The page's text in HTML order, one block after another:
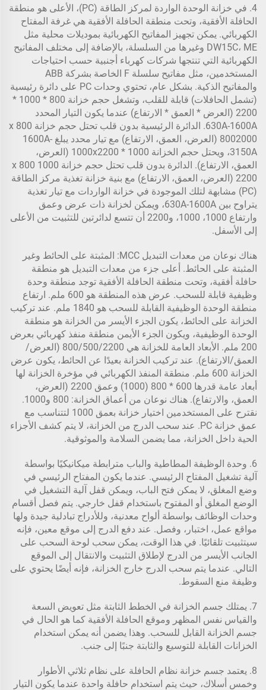
4. في خزانة الوحدة الواردة لمركز الطاقة (PC)، الأعلى هو منطقة
الحافلة الأفقية، وتحت منطقة الحافلة الأفقية هي غرفة المفتاح
الكهربائي. يمكن تجهيز المفاتيح الكهربائية بموديلات محلية مثل
DW15C، ME وغيرها من السلسلة، بالإضافة إلى مختلف المفاتيح
الكهربائية التي تنتجها شركات كهرباء أجنبية حسب احتياجات
المستخدمين، مثل مفاتيح سلسلة F الخاصة بشركة ABB
والمفاتيح الذكية. بشكل عام، تحتوي وحدات PC على دائرة رئيسية
(تشمل الحافلات) قابلة للقلب، وتشغل حجم خزانة 800 * 1000 *
2200 (العرض * العمق * الارتفاع) عندما يكون التيار المحدد
630A-1600A. الدائرة الرئيسية بدون قلب تحتل حجم خزانة 800 x
8002000 (العرض، العمق، الارتفاع) مع تيار محدد يبلغ 1600A-
3150A، ويحتل حجم الخزانة 1000 * 1000x2200 (العرض،
العمق، الارتفاع). الدائرة بدون قلب تحتل حجم خزانة 1000 x 800
2200 (العرض، العمق، الارتفاع) مع بنية خزانة تغذية مركز الطاقة
(PC) مشابهة لتلك الموجودة في خزانة الواردات مع تيار تغذية
يتراوح بين 630A-1600A، ويمكن لخزانة ذات عرض وعمق
وارتفاع 1000، 1000، و2200 أن تتسع لدائرتين للتثبيت من الأعلى
إلى الأسفل.
هناك نوعان من معدات التبديل MCC: المثبتة على الحائط وغير
المثبتة على الحائط. أعلى جزء من معدات التبديل هو منطقة
حافلة أفقية، وتحت منطقة الحافلة الأفقية توجد منطقة وحدة
وظيفية قابلة للسحب. عرض هذه المنطقة هو 600 ملم. ارتفاع
منطقة الوحدة الوظيفية القابلة للسحب هو 1840 ملم. عند تركيب
الخزانة على الحائط، يكون الجزء الأيسر من الخزانة هو منطقة
الوحدة الوظيفية، ويكون الجزء الأيمن منطقة منفذ كهربائي بعرض
200 ملم. الأبعاد العامة للخزانة هي 800/500/2200 (العرض/
العمق/الارتفاع). عند تركيب الخزانة بعيدًا عن الحائط، يكون عرض
الخزانة 600 ملم. منطقة المنفذ الكهربائي في مؤخرة الخزانة لها
أبعاد عامة قدرها 600 * 800 (1000) وعمق 2200 (العرض،
العمق، والارتفاع). هناك نوعان من أعماق الخزانة: 800 و1000.
نقترح على المستخدمين اختيار خزانة بعمق 1000 لتتناسب مع
عمق خزانة PC. عند سحب الدرج من الخزانة، لا يتم كشف الأجزاء
الحية داخل الخزانة، مما يضمن السلامة والموثوقية.
6. وحدة الوظيفة المطاطية والباب مترابطة ميكانيكيًا بواسطة
آلية تشغيل المفتاح الرئيسي. عندما يكون المفتاح الرئيسي في
وضع المغلق، لا يمكن فتح الباب، ويمكن قفل آلية التشغيل في
الوضع المغلق أو المفتوح باستخدام قفل خارجي. يتم فصل أقسام
وحدات الوظائف بواسطة ألواح معدنية، وللأدراج تبادلية جيدة ولها
مواقع عمل، اختبار، وفصل. عند دفع الدرج إلى موقع معين، فإنه
سيتثبيت تلقائيًا. في هذا الوقت، يمكن سحب لوحة السحب على
الجانب الأيسر من الدرج لإطلاق التثبيت والانتقال إلى الموقع
التالي. عندما يتم سحب الدرج خارج الخزانة، فإنه أيضًا يحتوي على
وظيفة منع السقوط.
7. يمتلك جسم الخزانة في الخطط الثابتة مثل تعويض السعة
والقياس نفس المظهر وموقع الحافلة الأفقية كما هو الحال في
جسم الخزانة القابل للسحب. وهذا يضمن أنه يمكن استخدام
الخزانات القابلة للتوسيع والثابتة جنبًا إلى جنب.
8. يعتمد جسم خزانة نظام الحافلة على نظام ثلاثي الأطوار
وخمس أسلاك، حيث يتم استخدام حافلة واحدة عندما يكون التيار